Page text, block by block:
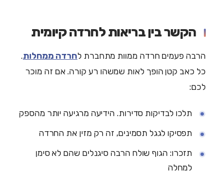
הקשר בין בריאות לחרדה קיומית
הרבה פעמים חרדה ממוות מתחברת לחרדה ממחלות.
כל כאב קטן הופך לאות שמשהו רע קורה. אם זה מוכר
לכם:
תלכו לבדיקות סדירות. הידיעה מרגיעה יותר מהספק
תפסיקו לגגל תסמינים, זה רק מזין את החרדה
תזכרו: הגוף שולח הרבה סיגנלים שהם לא סימן
למחלה